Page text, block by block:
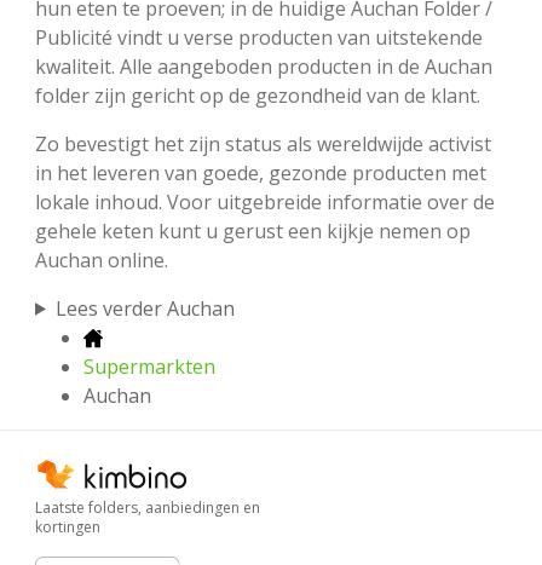
hun eten te proeven; in de huidige Auchan Folder /
Publicité vindt u verse producten van uitstekende
kwaliteit. Alle aangeboden producten in de Auchan
folder zijn gericht op de gezondheid van de klant.
Zo bevestigt het zijn status als wereldwijde activist
in het leveren van goede, gezonde producten met
lokale inhoud. Voor uitgebreide informatie over de
gehele keten kunt u gerust een kijkje nemen op
Auchan online.
Lees verder Auchan
Supermarkten
Auchan
Laatste folders, aanbiedingen en
kortingen